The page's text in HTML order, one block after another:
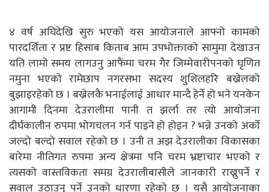
४ वर्ष अघिदेखि सुरु भएको यस आयोजनाले आफ्नो कामको
पारदर्शिता र प्रष्ट हिसाब किताब आम उपभोक्ताको सामुमा देखाउन
यति लामो समय लागउनु आफैंमा चरम गैर जिम्मेवारीपनको घृणित
नमुना भएको रामेछाप नगरसभा सदस्य शुशिलहरि बख्रेलको
बुझाइरहेको छ । बख्रेलकै भनाईलाई आधार मान्दै हेर्ने हो भने यनकेन
आगामी दिनमा देउरालीमा पानी त झर्ला तर त्यो आयोजना
दीर्घकालीन रुपमा भोगचलन गर्न पाइने हो होइन ? भन्ने उनको अर्को
जल्दो बल्दो सवाल रहेको छ । उनी त अझ देउरालीका विकासका
बारेमा नीतिगत रुपमा अन्य क्षेत्रमा पनि चरम भ्रष्टाचार भएको र
त्यसको वास्तविकता समग्र देउरालीबासीले जानकारी राख्नुपर्ने र
सवाल उठाउनु पर्ने उनको धारणा रहेको छ । यसै आयोजनाका